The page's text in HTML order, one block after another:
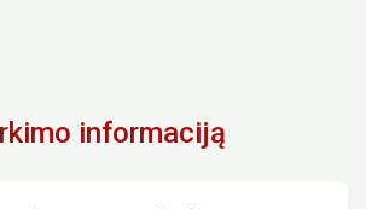
informaciją